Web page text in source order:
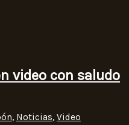
video con saludo
, Noticias, Video